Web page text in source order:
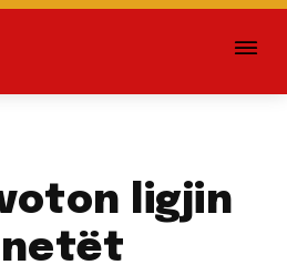
ligjin